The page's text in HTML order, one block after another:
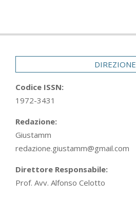
05-
DIREZIONE
Codice ISSN:
1972-3431
Redazione:
Giustamm
redazione.giustamm@gmail.com
Direttore Responsabile:
Prof. Avv. Alfonso Celotto